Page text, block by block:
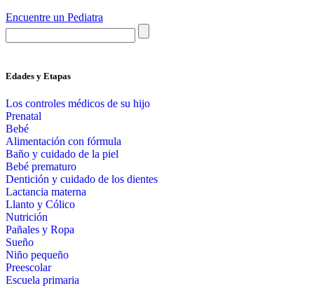
Encuentre un Pediatra
Edades y Etapas
Los controles médicos de su hijo
Prenatal
Bebé
Alimentación con fórmula
Baño y cuidado de la piel
Bebé prematuro
Dentición y cuidado de los dientes
Lactancia materna
Llanto y Cólico
Nutrición
Pañales y Ropa
Sueño
Niño pequeño
Preescolar
Escuela primaria